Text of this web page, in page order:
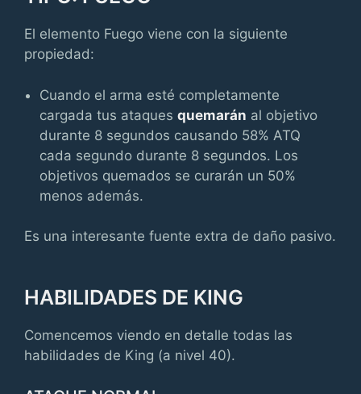
El elemento Fuego viene con la siguiente
propiedad:
Cuando el arma esté completamente
cargada tus ataquesquemarán al objetivo
durante 8 segundos causando 58% ATQ
cada segundo durante 8 segundos. Los
objetivos quemados se curarán un 50%
menos además.
Es una interesante fuente extra de daño pasivo.
HABILIDADES DE KING
Comencemos viendo en detalle todas las
habilidades de King (a nivel 40).